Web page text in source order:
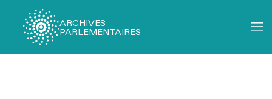
ARCHIVES
PARLEMENTAIRES